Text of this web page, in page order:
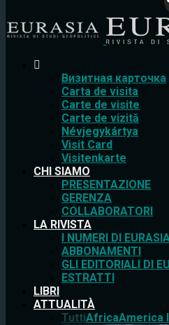
Bизитная карточка
Carta de visita
Carte de visite
Carte de vizită
Névjegykártya
Visit Card
Visitenkarte
CHI SIAMO
PRESENTAZIONE
GERENZA
COLLABORATORI
LA RIVISTA
I NUMERI DI
ABBONAMENTI
GLI EDITORIALI DI
ESTRATTI
LIBRI
ATTUALITÀ
TuttiAfricaAmerica